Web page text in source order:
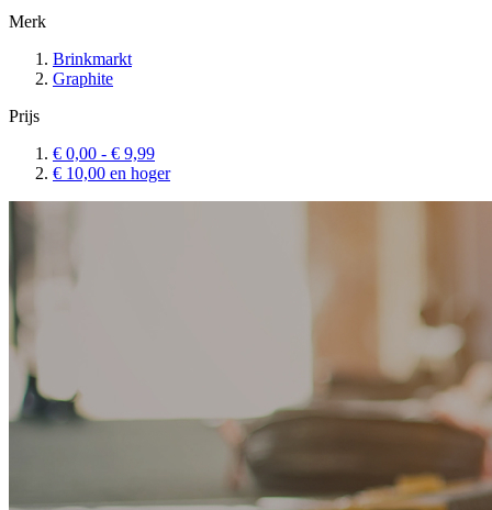
Merk
Brinkmarkt
Graphite
Prijs
€ 0,00 - € 9,99
€ 10,00 en hoger